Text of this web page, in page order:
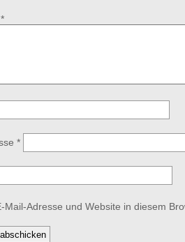
*
*
Mail-Adresse und Website in diesem